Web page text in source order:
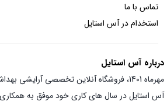
تماس با ما
استخدام در آس استایل
درباره آس استایل
مهرماه 1401، فروشگاه آنلاین تخصصی آرایشی بهداشتی آس استایل در جزیره زیبای قشم متولد شد و از همان ابتدا با هدف قرار دادن ارائه بهترین قیمت و تضمین اصالت کالا توانست به جایگاه ویژه‌ای دست یابد.